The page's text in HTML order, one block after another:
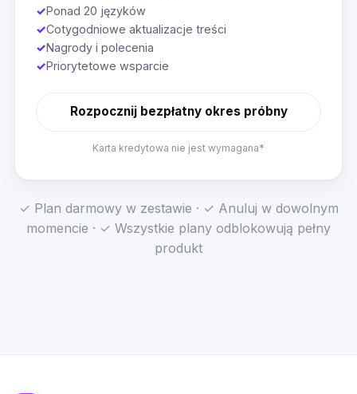
✓Ponad 20 języków
✓Cotygodniowe aktualizacje treści
✓Nagrody i polecenia
✓Priorytetowe wsparcie
Rozpocznij bezpłatny okres próbny
Karta kredytowa nie jest wymagana*
✓ Plan darmowy w zestawie · ✓ Anuluj w dowolnym
momencie · ✓ Wszystkie plany odblokowują pełny
produkt